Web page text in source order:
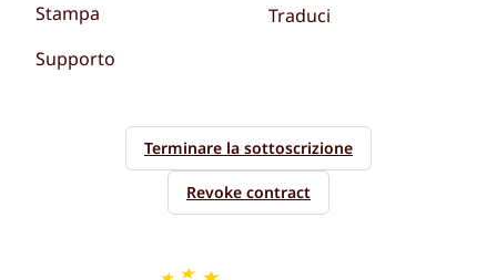
Stampa
Supporto
Traduci
Terminare la sottoscrizione
Revoke contract